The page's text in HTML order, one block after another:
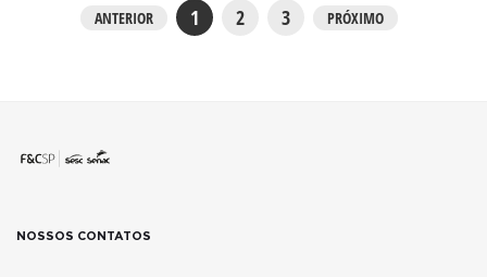
ANTERIOR 1 2 3 PRÓXIMO
NOSSOS CONTATOS